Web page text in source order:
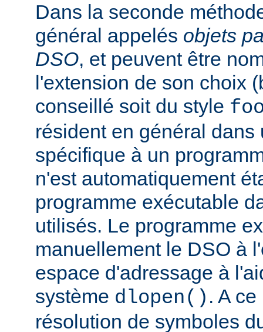
Dans la seconde
général appelés objets
DSO, et peuvent être
l'extension de son choix
conseillé soit du style
résident en général dans
spécifique à un
n'est automatiquement
programme exécutable
utilisés. Le programme
manuellement le DSO à
espace d'adressage à
système dlopen() . A
résolution de symboles